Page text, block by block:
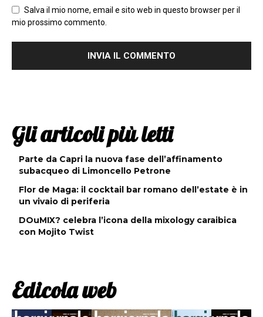
Salva il mio nome, email e sito web in questo browser per il
mio prossimo commento.
Gli articoli più letti
Parte da Capri la nuova fase dell’affinamento
subacqueo di Limoncello Petrone
Flor de Maga: il cocktail bar romano dell’estate è in
un vivaio di periferia
DOuMIX? celebra l’icona della mixology caraibica
con Mojito Twist
Edicola web